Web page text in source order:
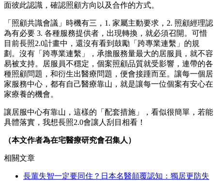
面彼此認識，確認照顧方向以及合作的方式。
「照顧共識會議」時機有三，1. 家屬主動要求，2. 照顧經理認
為有必要 3. 各種服務提供者，出現轉換，就必須召開。可惜
目前長照2.0計畫中，還沒有看到鼓勵「跨專業連繫」的規
劃。沒有「跨專業連繫」，承擔服務量最大的居服員，就不容
易被支持。居服員不穩定，個案照顧品質就受影響，連帶的各
種照顧問題，和衍生出醫療問題，便會接踵而至。 讓每一個居
家服務中心，都有自己醫療靠山，就是讓每一位個案有安心在
家療養的機會。
讓居服中心有靠山，這樣的「配套措施」，看似很簡單，若能
具體落實，我想長照2.0會讓人刮目相看！
（本文作者為在宅醫療研究會召集人）
相關文章
長輩失智一定要同住？日本名醫顛覆認知：獨居更防失